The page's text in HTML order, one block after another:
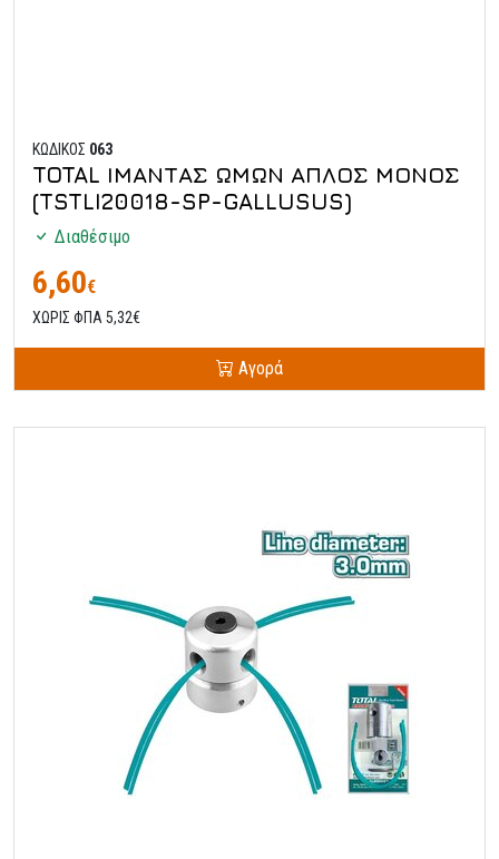
ΚΩΔΙΚΟΣ 063
TOTAL ΙΜΑΝΤΑΣ ΩΜΩΝ ΑΠΛΟΣ ΜΟΝΟΣ
(TSTLI20018-SP-GALLUSUS)
Διαθέσιμο
6,60€
ΧΩΡΙΣ ΦΠΑ 5,32€
Αγορά